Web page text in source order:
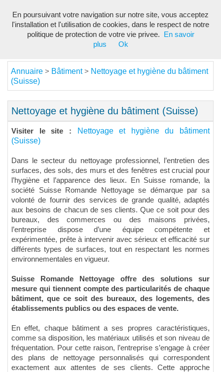
Annuaire > Bâtiment> Nettoyage et hygiène du bâtiment
(Suisse)
Nettoyage et hygiène du bâtiment (Suisse)
Visiter le site :
Nettoyage et hygiène du bâtiment
(Suisse)
Dans le secteur du nettoyage professionnel, l’entretien des
surfaces, des sols, des murs et des fenêtres est crucial pour
l’hygiène et l’apparence des lieux. En Suisse romande, la
société Suisse Romande Nettoyage se démarque par sa
volonté de fournir des services de grande qualité, adaptés
aux besoins de chacun de ses clients. Que ce soit pour des
bureaux, des commerces ou des maisons privées,
l’entreprise dispose d’une équipe compétente et
expérimentée, prête à intervenir avec sérieux et efficacité sur
différents types de surfaces, tout en respectant les normes
environnementales en vigueur.
Suisse Romande Nettoyage offre des solutions sur
mesure qui tiennent compte des particularités de chaque
bâtiment, que ce soit des bureaux, des logements, des
établissements publics ou des espaces de vente.
En effet, chaque bâtiment a ses propres caractéristiques,
comme sa disposition, les matériaux utilisés et son niveau de
fréquentation. Pour cette raison, l’entreprise s’engage à créer
des plans de nettoyage personnalisés qui correspondent
exactement aux attentes de ses clients. Cette approche
En poursuivant votre navigation sur notre site, vous acceptez
l'installation et l'utilisation de cookies, dans le respect de notre
politique de protection de votre vie privee.
En savoir
plus
Ok